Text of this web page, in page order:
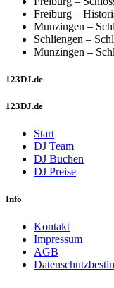
Freiburg –
Munzingen –
Schliengen –
Munzingen –
123DJ.de
123DJ.de
Start
DJ Team
DJ Buchen
DJ Preise
Info
Kontakt
Impressum
AGB